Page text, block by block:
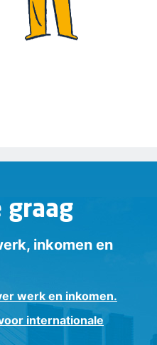
graag
inkomen en
werk en inkomen.
internationale